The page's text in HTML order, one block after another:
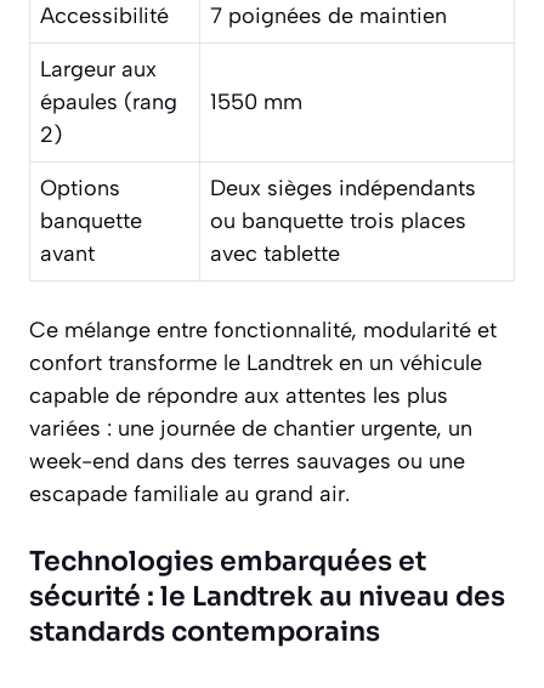
Accessibilité
7 poignées de maintien
Largeur aux
épaules (rang
2)
1550 mm
Options
banquette
avant
Deux sièges indépendants
ou banquette trois places
avec tablette
Ce mélange entre fonctionnalité, modularité et
confort transforme le Landtrek en un véhicule
capable de répondre aux attentes les plus
variées : une journée de chantier urgente, un
week-end dans des terres sauvages ou une
escapade familiale au grand air.
Technologies embarquées et
sécurité : le Landtrek au niveau des
standards contemporains